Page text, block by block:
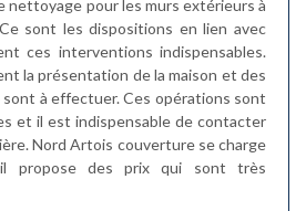
nettoyage pour les murs extérieurs à
sont les dispositions en lien avec
ces interventions indispensables.
la présentation de la maison et des
à effectuer. Ces opérations sont
et il est indispensable de contacter
Nord Artois couverture se charge
propose des prix qui sont très